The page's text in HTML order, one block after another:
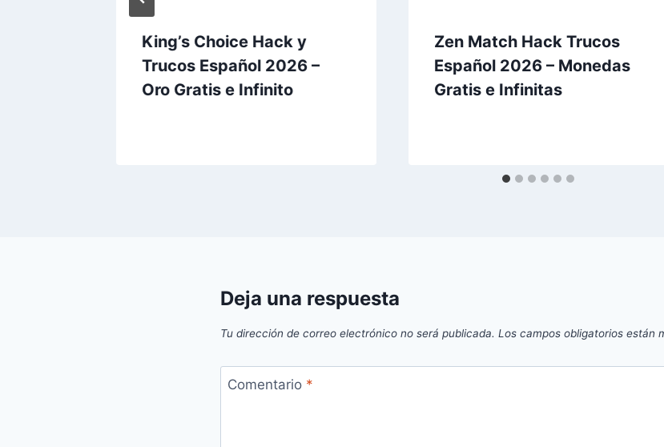
King’s Choice Hack y
Trucos Español 2026 –
Oro Gratis e Infinito
Zen Match Hack Trucos
Español 2026 – Monedas
Gratis e Infinitas
Deja una respuesta
Tu dirección de correo electrónico no será publicada. Los campos obligatorios están
Comentario *